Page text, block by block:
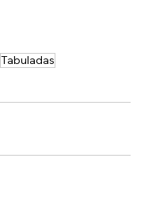
Tabuladas